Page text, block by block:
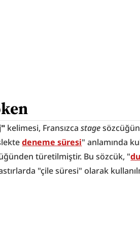
kelimesi, Fransızca stage
deneme süresi" anlamında
türetilmiştir. Bu sözcük, "
"çile süresi" olarak